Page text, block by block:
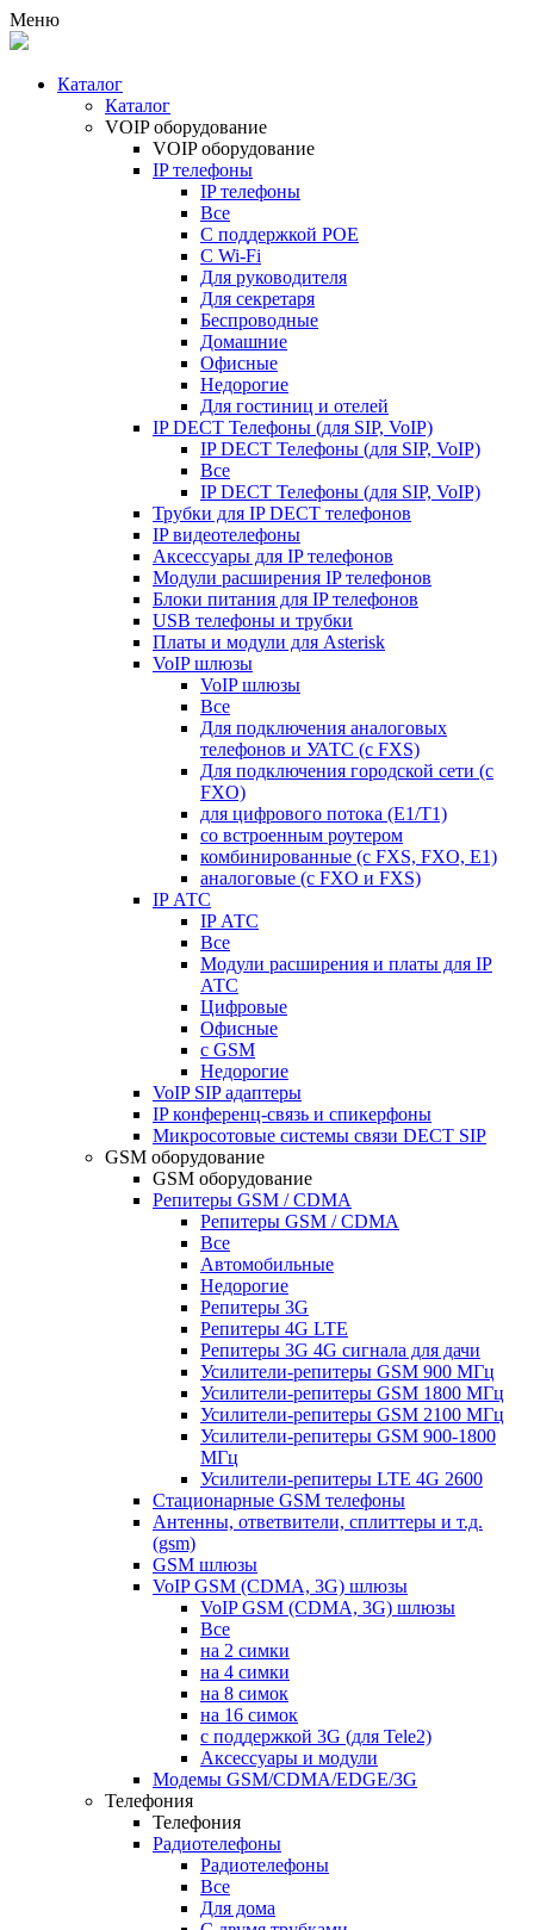
Меню
Каталог
Каталог
VOIP оборудование
VOIP оборудование
IP телефоны
IP телефоны
Все
С поддержкой POE
C Wi-Fi
Для руководителя
Для секретаря
Беспроводные
Домашние
Офисные
Недорогие
Для гостиниц и отелей
IP DECT Телефоны (для SIP, VoIP)
IP DECT Телефоны (для SIP, VoIP)
Все
IP DECT Телефоны (для SIP, VoIP)
Трубки для IP DECT телефонов
IP видеотелефоны
Аксессуары для IP телефонов
Модули расширения IP телефонов
Блоки питания для IP телефонов
USB телефоны и трубки
Платы и модули для Asterisk
VoIP шлюзы
VoIP шлюзы
Все
Для подключения аналоговых
телефонов и УАТС (с FXS)
Для подключения городской сети (с
FXO)
для цифрового потока (E1/T1)
со встроенным роутером
комбинированные (c FXS, FXO, E1)
аналоговые (с FXO и FXS)
IP АТС
IP АТС
Все
Модули расширения и платы для IP
АТС
Цифровые
Офисные
с GSM
Недорогие
VoIP SIP адаптеры
IP конференц-связь и спикерфоны
Микросотовые системы связи DECT SIP
GSM оборудование
GSM оборудование
Репитеры GSM / CDMA
Репитеры GSM / CDMA
Все
Автомобильные
Недорогие
Репитеры 3G
Репитеры 4G LTE
Репитеры 3G 4G сигнала для дачи
Усилители-репитеры GSM 900 МГц
Усилители-репитеры GSM 1800 МГц
Усилители-репитеры GSM 2100 МГц
Усилители-репитеры GSM 900-1800
МГц
Усилители-репитеры LTE 4G 2600
Стационарные GSM телефоны
Антенны, ответвители, сплиттеры и т.д.
(gsm)
GSM шлюзы
VoIP GSM (CDMA, 3G) шлюзы
VoIP GSM (CDMA, 3G) шлюзы
Все
на 2 симки
на 4 симки
на 8 симок
на 16 симок
с поддержкой 3G (для Tele2)
Аксессуары и модули
Модемы GSM/CDMA/EDGE/3G
Телефония
Телефония
Радиотелефоны
Радиотелефоны
Все
Для дома